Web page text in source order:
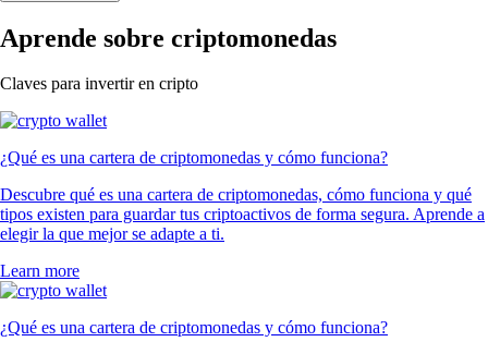
Aprende sobre criptomonedas
Claves para invertir en cripto
¿Qué es una cartera de criptomonedas y cómo funciona?
Descubre qué es una cartera de criptomonedas, cómo funciona y qué
tipos existen para guardar tus criptoactivos de forma segura. Aprende a
elegir la que mejor se adapte a ti.
Learn more
¿Qué es una cartera de criptomonedas y cómo funciona?